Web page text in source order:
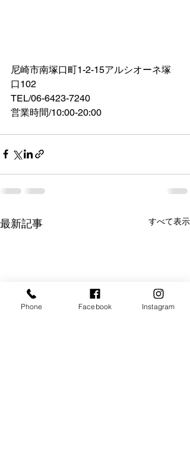
尼崎市南塚口町1-2-15アルシオーネ塚
口102
TEL/06-6423-7240
営業時間/10:00-20:00
最新記事 すべて表示
Phone Facebook Instagram